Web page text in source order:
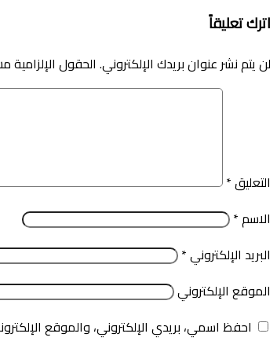
اترك تعليقاً
لن يتم نشر عنوان بريدك الإلكتروني. الحقول الإلزامية
التعليق*
الاسم*
البريد الإلكتروني*
الموقع الإلكتروني
احفظ اسمي، بريدي الإلكتروني، والموقع